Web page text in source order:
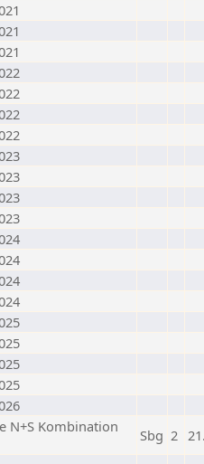
N+S Kombination
Sbg 2